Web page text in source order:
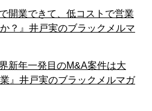
で開業できて、低コストで営業
？』井戸実のブラックメルマ
界新年一発目のM&A案件は大
』井戸実のブラックメルマガ